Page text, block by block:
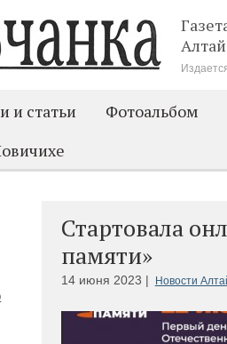
и статьи
Фотоальбом
Стартовала
памяти»
14 июня 2023 | Новости